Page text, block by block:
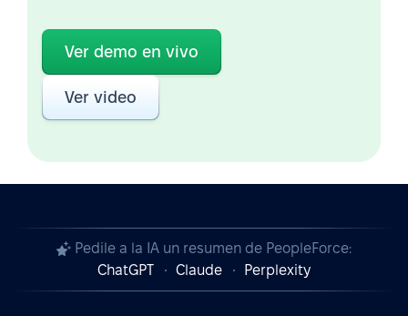
Ver demo en vivo
Ver video
Pedile a la IA un resumen de PeopleForce:
ChatGPT
Claude Perplexity